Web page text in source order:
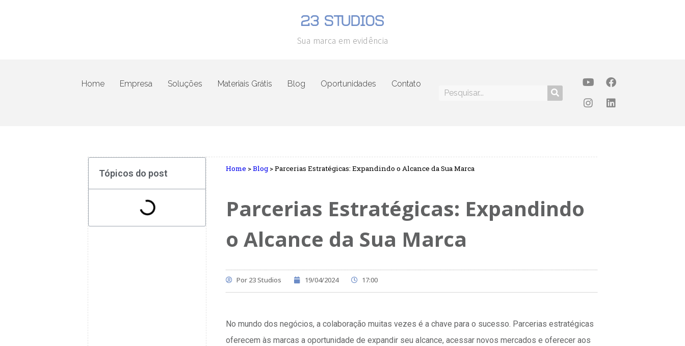
Sua marca em evidência
Home Empresa Soluções Materiais Grátis Blog Oportunidades Contato
Tópicos do post Home >Blog >Parcerias Estratégicas: Expandindo o Alcance da Sua Marca
Parcerias Estratégicas: Expandindo
o Alcance da Sua Marca
Por 23 Studios 19/04/2024 17:00
No mundo dos negócios, a colaboração muitas vezes é a chave para o sucesso. Parcerias estratégicas
oferecem às marcas a oportunidade de expandir seu alcance, acessar novos mercados e oferecer aos